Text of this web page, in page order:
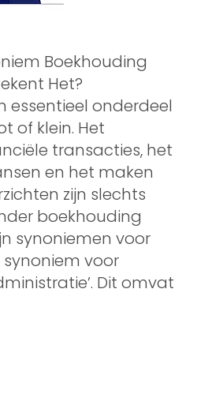
Boekhouding
Het?
essentieel onderdeel
of klein. Het
transacties, het
en het maken
zijn slechts
boekhouding
synoniemen voor
voor
Dit omvat